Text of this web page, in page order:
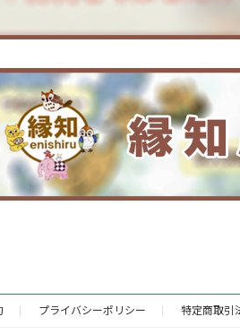
プライバシーポリシー 特定商取引